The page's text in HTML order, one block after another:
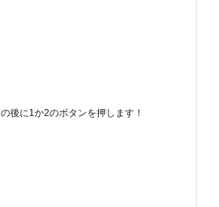
後に1か2のボタンを押します！